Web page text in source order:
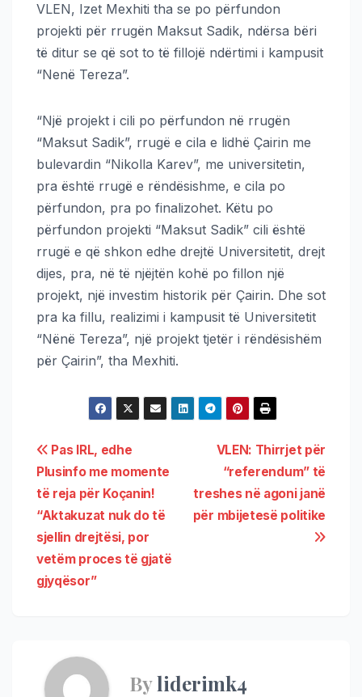
VLEN, Izet Mexhiti tha se po përfundon
projekti për rrugën Maksut Sadik, ndërsa bëri
të ditur se që sot to të fillojë ndërtimi i kampusit
“Nenë Tereza”.
“Një projekt i cili po përfundon në rrugën
“Maksut Sadik”, rrugë e cila e lidhë Çairin me
bulevardin “Nikolla Karev”, me universitetin,
pra është rrugë e rëndësishme, e cila po
përfundon, pra po finalizohet. Këtu po
përfundon projekti “Maksut Sadik” cili është
rrugë e që shkon edhe drejtë Universitetit, drejt
dijes, pra, në të njëjtën kohë po fillon një
projekt, një investim historik për Çairin. Dhe sot
pra ka fillu, realizimi i kampusit të Universitetit
“Nënë Tereza”, një projekt tjetër i rëndësishëm
për Çairin”, tha Mexhiti.
VLEN: Thirrjet për
“referendum” të
treshes në agoni janë
për mbijetesë politike
Pas IRL, edhe
Plusinfo me momente
të reja për Koçanin!
“Aktakuzat nuk do të
sjellin drejtësi, por
vetëm proces të gjatë
gjyqësor”
Byliderimk4